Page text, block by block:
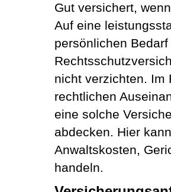
Gut versichert,
Auf eine
persönlichen
nicht verzichten. Im
rechtlichen
eine solche
abdecken. Hier
Anwaltskosten,
handeln.